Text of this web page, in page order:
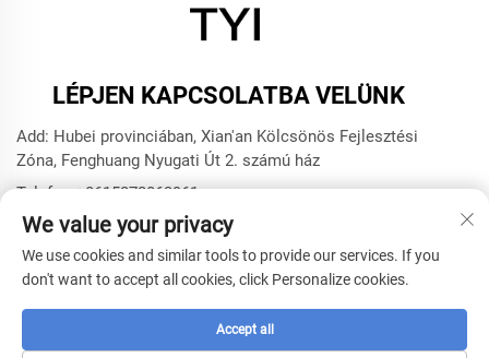
LÉPJEN KAPCSOLATBA VELÜNK
Add: Hubei provinciában, Xian'an Kölcsönös Fejlesztési
Zóna, Fenghuang Nyugati Út 2. számú ház
Telefon:+8615272063961
E-mail:[email protected]
Adatvédelmi irányelvek
We value your privacy
We use cookies and similar tools to provide our services. If you
don't want to accept all cookies, click Personalize cookies.
Accept all